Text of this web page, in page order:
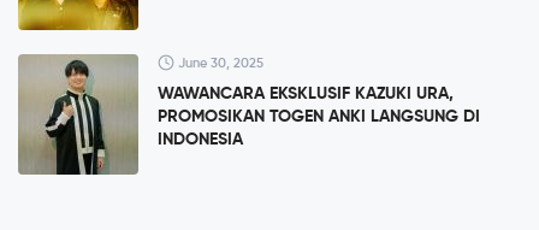
June 30, 2025
WAWANCARA EKSKLUSIF KAZUKI URA,
PROMOSIKAN TOGEN ANKI LANGSUNG DI
INDONESIA